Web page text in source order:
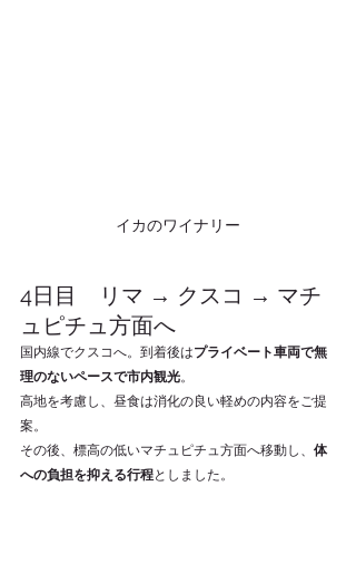
イカのワイナリー
4日目　リマ → クスコ → マチ
ュピチュ方面へ
国内線でクスコへ。到着後はプライベート車両で無
理のないペースで市内観光。
高地を考慮し、昼食は消化の良い軽めの内容をご提
案。
その後、標高の低いマチュピチュ方面へ移動し、 体
への負担を抑える行程としました。